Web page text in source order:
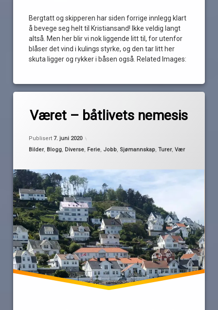
Bergtatt og skipperen har siden forrige innlegg klart
å bevege seg helt til Kristiansand! Ikke veldig langt
altså. Men her blir vi nok liggende litt til, for utenfor
blåser det vind i kulings styrke, og den tar litt her
skuta ligger og rykker i båsen også. Related Images:
Været – båtlivets nemesis
Publisert7. juni 2020
Kategorier:
Bilder, Blogg, Diverse, Ferie, Jobb, Sjømannskap,Turer,Vær
båtferie
Farsund
jobbferie
Lista
mandal
Sørlandet
Sutnøy
Svinør
vær